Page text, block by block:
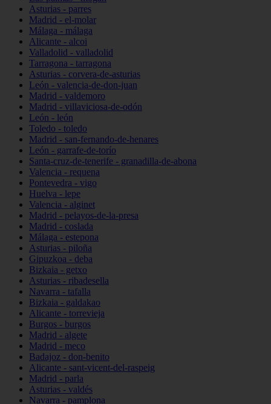
Asturias - parres
Madrid - el-molar
Málaga - málaga
Alicante - alcoi
Valladolid - valladolid
Tarragona - tarragona
Asturias - corvera-de-asturias
León - valencia-de-don-juan
Madrid - valdemoro
Madrid - villaviciosa-de-odón
León - león
Toledo - toledo
Madrid - san-fernando-de-henares
León - garrafe-de-torío
Santa-cruz-de-tenerife - granadilla-de-abona
Valencia - requena
Pontevedra - vigo
Huelva - lepe
Valencia - alginet
Madrid - pelayos-de-la-presa
Madrid - coslada
Málaga - estepona
Asturias - piloña
Gipuzkoa - deba
Bizkaia - getxo
Asturias - ribadesella
Navarra - tafalla
Bizkaia - galdakao
Alicante - torrevieja
Burgos - burgos
Madrid - algete
Madrid - meco
Badajoz - don-benito
Alicante - sant-vicent-del-raspeig
Madrid - parla
Asturias - valdés
Navarra - pamplona